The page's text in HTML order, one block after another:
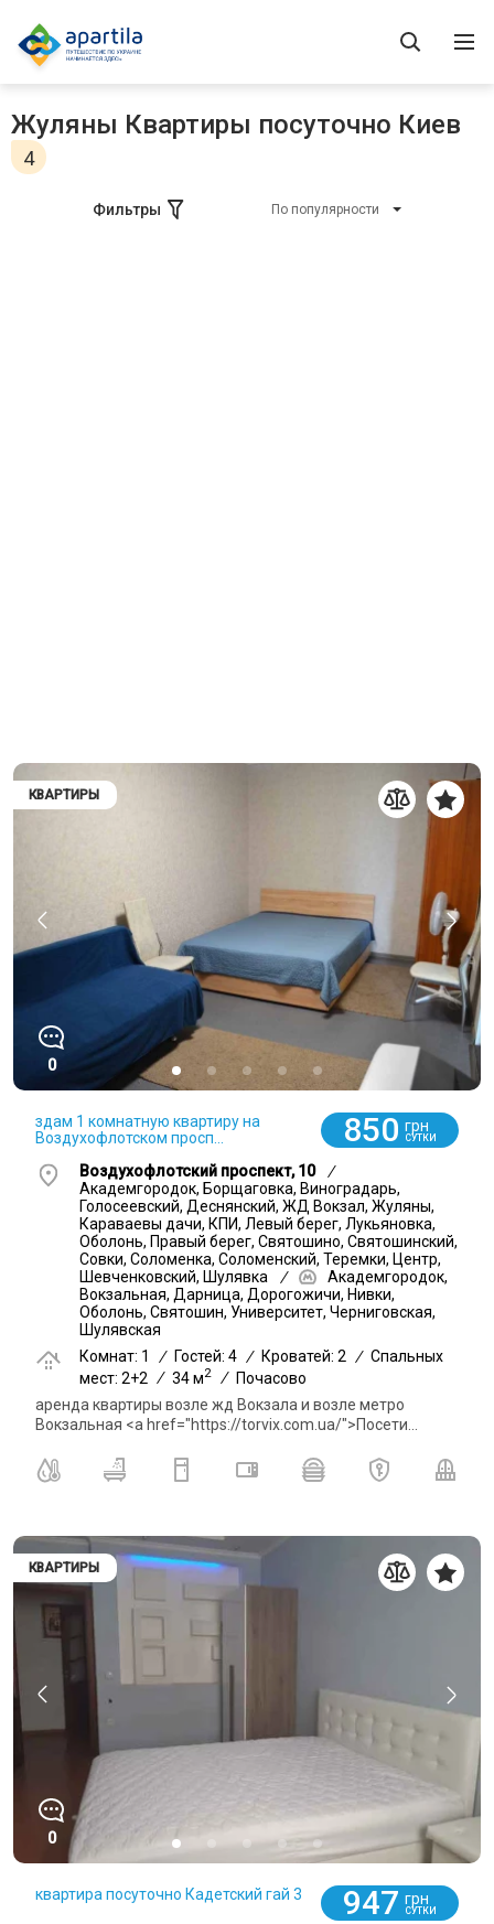
Жуляны Квартиры посуточно Киев
4
Фильтры По популярности
КВАРТИРЫ
0
здам 1 комнатную квартиру на
Воздухофлотском просп...
850 грн
СУТКИ
Воздухофлотский проспект, 10
/
Академгородок, Борщаговка, Виноградарь,
Голосеевский, Деснянский, ЖД Вокзал, Жуляны,
Караваевы дачи, КПИ, Левый берег, Лукьяновка,
Оболонь, Правый берег, Святошино, Святошинский,
Совки, Соломенка, Соломенский, Теремки, Центр,
Шевченковский, Шулявка
/
Академгородок,
Вокзальная, Дарница, Дорогожичи, Нивки,
Оболонь, Святошин, Университет, Черниговская,
Шулявская
Комнат: 1
/ Гостей: 4 / Кроватей: 2 / Спальных
мест: 2+2 / 34 м2 / Почасово
аренда квартиры возле жд Вокзала и возле метро
Вокзальная <a href="https://torvix.com.ua/">Посети...
КВАРТИРЫ
0
квартира посуточно Кадетский гай 3 947 грн
СУТКИ